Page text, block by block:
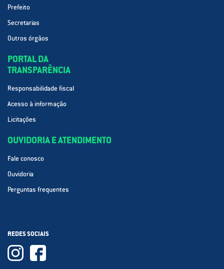
Prefeito
Secretarias
Outros órgãos
PORTAL DA
TRANSPARÊNCIA
Responsabilidade fiscal
Acesso à informação
Licitações
OUVIDORIA E ATENDIMENTO
Fale conosco
Ouvidoria
Perguntas frequentes
REDES SOCIAIS